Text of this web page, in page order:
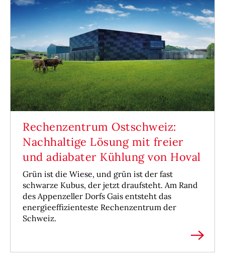
Rechenzentrum Ostschweiz:
Nachhaltige Lösung mit freier
und adiabater Kühlung von Hoval
Grün ist die Wiese, und grün ist der fast
schwarze Kubus, der jetzt draufsteht. Am Rand
des Appenzeller Dorfs Gais entsteht das
energieeffizienteste Rechenzentrum der
Schweiz.